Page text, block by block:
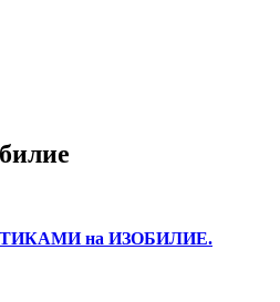
на ИЗОБИЛИЕ.